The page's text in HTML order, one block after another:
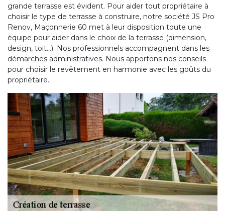
grande terrasse est évident. Pour aider tout propriétaire à
choisir le type de terrasse à construire, notre société JS Pro
Renov, Maçonnerie 60 met à leur disposition toute une
équipe pour aider dans le choix de la terrasse (dimension,
design, toit…). Nos professionnels accompagnent dans les
démarches administratives. Nous apportons nos conseils
pour choisir le revêtement en harmonie avec les goûts du
propriétaire.